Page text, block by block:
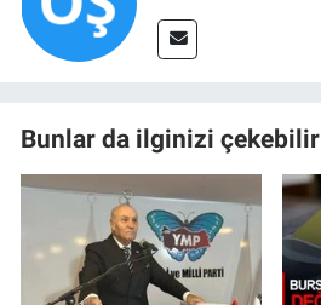
Bunlar da ilginizi çekebilir